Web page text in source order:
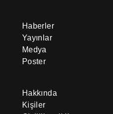
Haberler
Yayınlar
Medya
Poster
Hakkında
Kişiler